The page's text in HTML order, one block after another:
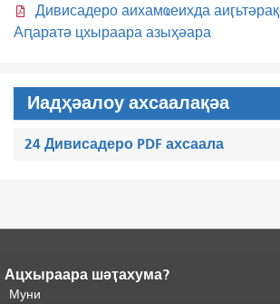
Дивисадеро аихамҩеихда
Аԥаратә цхыраара азыҳәара
Иадҳәалоу ахсаалақәа
24 Дивисадеро PDF ахсаала
Адаҟьа аҵакы анҵәамҭа.Ари
адаҟьа иаанхаз даҟьацыԥхьаӡа
Ацхыраара шәҭахума?
Муни